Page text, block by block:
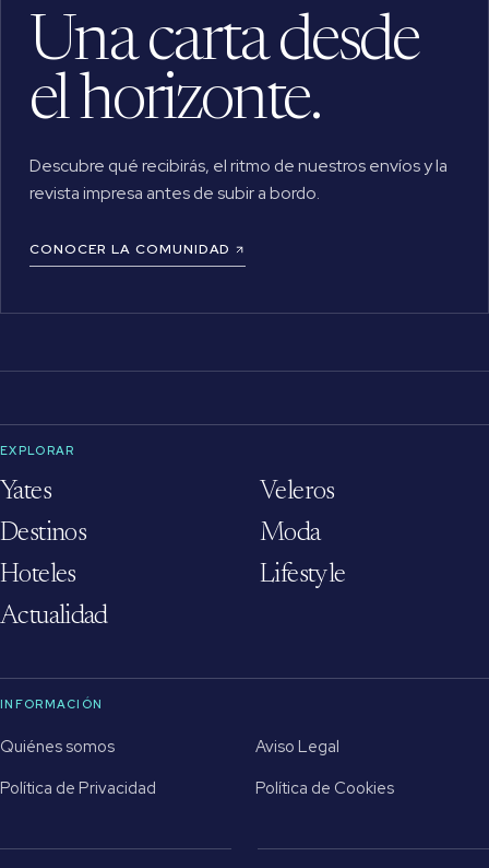
Una carta desde
el horizonte.
Descubre qué recibirás, el ritmo de nuestros envíos y la
revista impresa antes de subir a bordo.
CONOCER LA COMUNIDAD
EXPLORAR
Yates
Veleros
Destinos
Moda
Hoteles
Lifestyle
Actualidad
INFORMACIÓN
Quiénes somos
Aviso Legal
Política de Privacidad
Política de Cookies